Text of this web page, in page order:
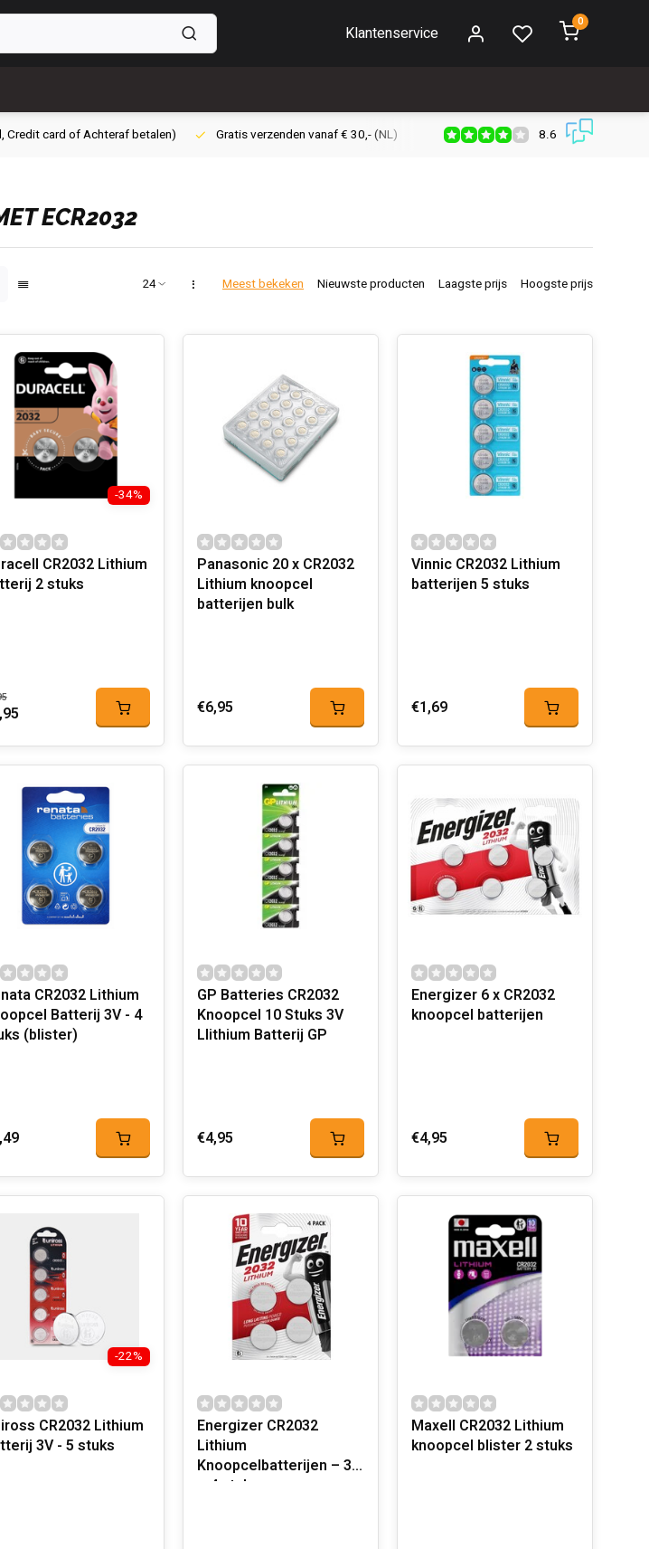
Klantenservice
0
Credit card of Achteraf betalen) Gratis verzenden vanaf € 30,- (NL) Verzendkosten € 2,95 (NL)
8.6
ECR2032
Meest bekeken Nieuwste producten Laagste prijs Hoogste prijs
-34%
CR2032 Lithium
2 stuks
Panasonic 20 x CR2032
Lithium knoopcel
batterijen bulk
€6,95
Vinnic CR2032 Lithium
batterijen 5 stuks
€1,69
CR2032 Lithium
Batterij 3V - 4
(blister)
GP Batteries CR2032
Knoopcel 10 Stuks 3V
LIithium Batterij GP
€4,95
Energizer 6 x CR2032
knoopcel batterijen
€4,95
-22%
CR2032 Lithium
3V - 5 stuks
Energizer CR2032
Lithium
Knoopcelbatterijen – 3V
– 4 stuks
Maxell CR2032 Lithium
knoopcel blister 2 stuks